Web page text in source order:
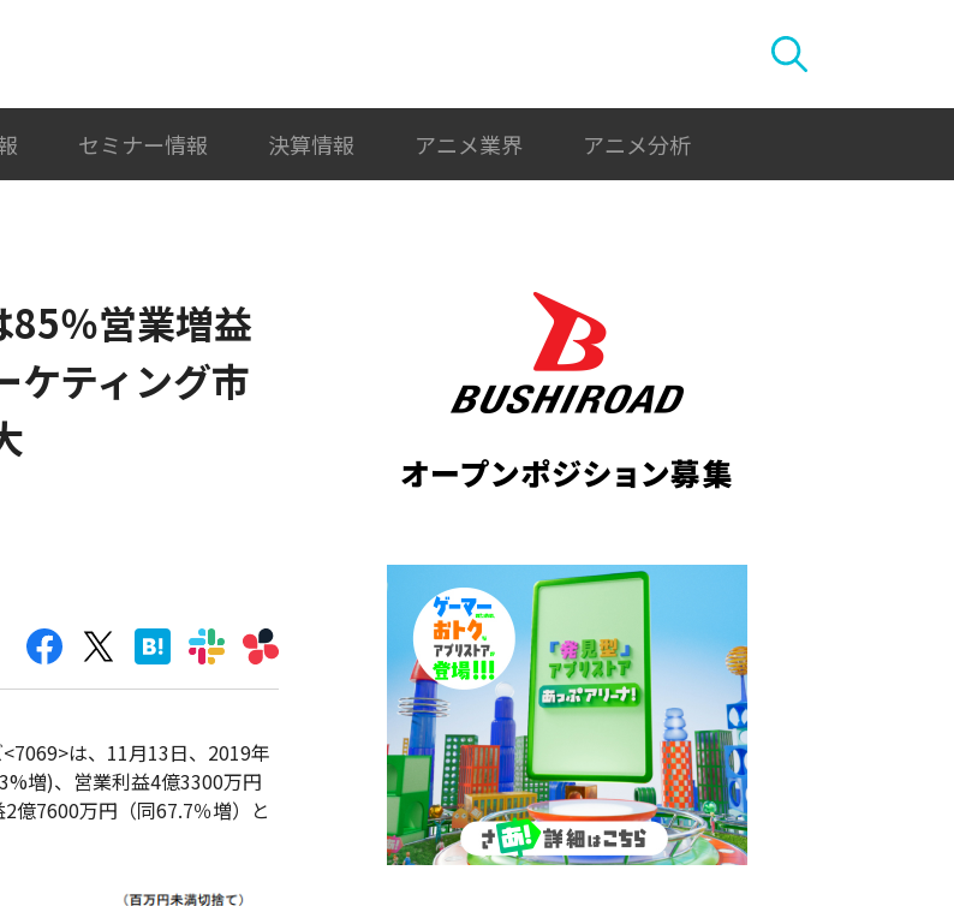
セミナー情報 決算情報 アニメ業界 アニメ分析
85％営業増益
ティング市
は、11月13日、2019年
増)、営業利益4億3300万円
億7600万円（同67.7％増）と